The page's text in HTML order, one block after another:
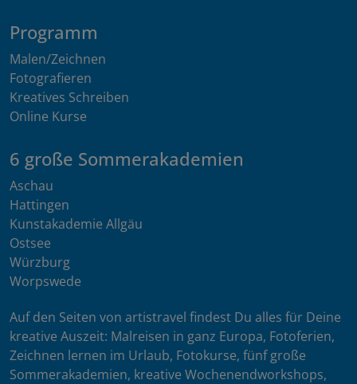
Programm
Malen/Zeichnen
Fotografieren
Kreatives Schreiben
Online Kurse
6 große Sommerakademien
Aschau
Hattingen
Kunstakademie Allgäu
Ostsee
Würzburg
Worpswede
Auf den Seiten von artistravel findest Du alles für Deine
kreative Auszeit: Malreisen in ganz Europa, Fotoferien,
Zeichnen lernen im Urlaub, Fotokurse, fünf große
Sommerakademien, kreative Wochenendworkshops,